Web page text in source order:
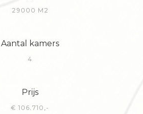
29000 M2
Aantal kamers
4
Prijs
€ 106.710,-